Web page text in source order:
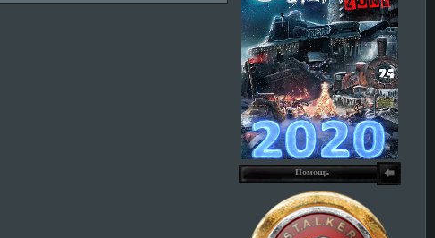
Помощь